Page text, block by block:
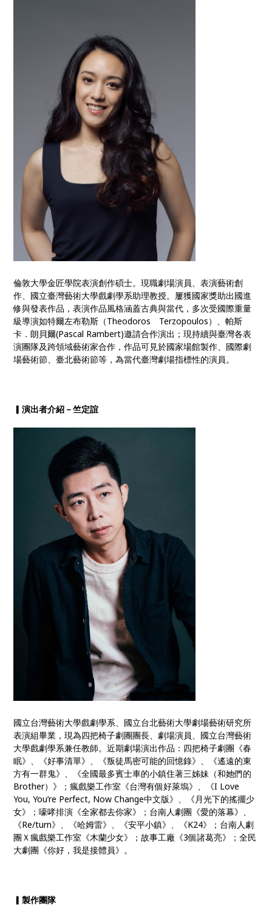
倫敦大學金匠學院表演創作碩士。現職劇場演員、表演藝術創
作、國立臺灣藝術大學戲劇學系助理教授。屢獲國家獎助出國進
修與發表作品，表演作品風格涵蓋古典與當代，多次受國際重量
級導演如特爾左布勒斯（Theodoros Terzopoulos）、帕斯
卡．朗貝爾(Pascal Rambert)邀請合作演出；現持續與臺灣各表
演團隊及跨領域藝術家合作，作品可見於國家場館製作、國際劇
場藝術節、臺北藝術節等，為當代臺灣劇場指標性的演員。
▎演出者介紹－竺定誼
國立台灣藝術大學戲劇學系、國立台北藝術大學劇場藝術研究所
表演組畢業，現為四把椅子劇團團長、劇場演員、國立台灣藝術
大學戲劇學系兼任教師。近期劇場演出作品：四把椅子劇團《春
眠》、《好事清單》、《叛徒馬密可能的回憶錄》、《遙遠的東
方有一群鬼》、《全國最多賓士車的小鎮住著三姊妹（和她們的
Brother）》；瘋戲樂工作室《台灣有個好萊塢》、《I Love
You, You’re Perfect, Now Change中文版》、《月光下的搖擺少
女》；嚎哮排演《全家都去你家》；台南人劇團《愛的落幕》、
《Re/turn》、《哈姆雷》、《安平小鎮》、《K24》；台南人劇
團Ｘ瘋戲樂工作室《木蘭少女》；故事工廠《3個諸葛亮》；全民
大劇團《你好，我是接體員》。
▎製作團隊